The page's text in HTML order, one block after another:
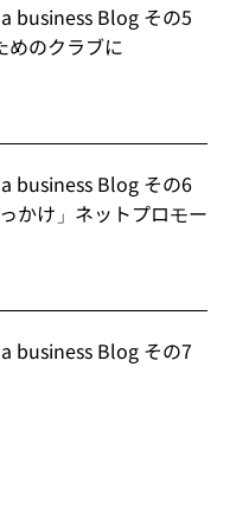
business Blog その5
めのクラブに
business Blog その6
っかけ」ネットプロモー
business Blog その7